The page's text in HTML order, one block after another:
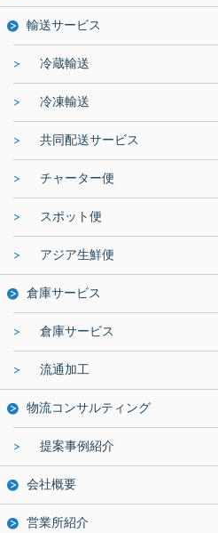
輸送サービス
冷蔵輸送
冷凍輸送
共同配送サービス
チャーター便
スポット便
アジア生鮮便
倉庫サービス
倉庫サービス
流通加工
物流コンサルティング
提案事例紹介
会社概要
営業所紹介